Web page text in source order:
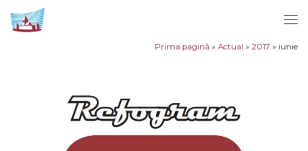
Sari la conținut
Prima pagină » Actual » 2017 » iunie